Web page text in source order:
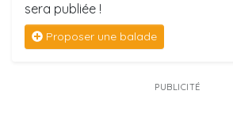
sera publiée !
Proposer une balade
PUBLICITÉ